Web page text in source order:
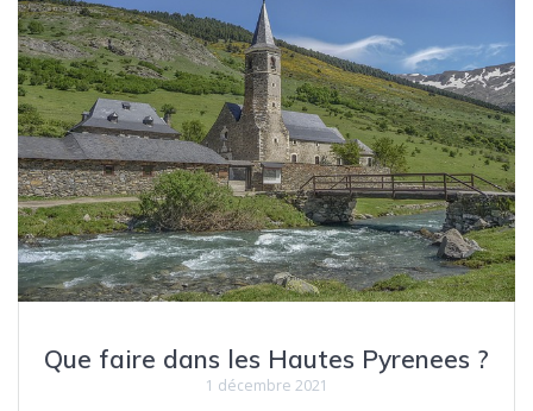
Que faire dans les Hautes Pyrenees ?
1 décembre 2021